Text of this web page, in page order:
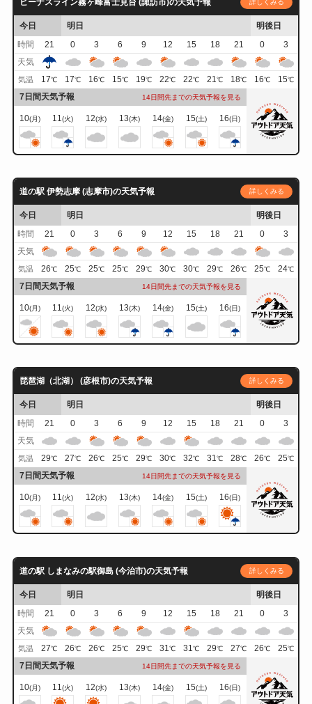
詳しくみる
今日 明日
明後日
時間
21 0 3 6 9 12 15 18 21 0
3
天気
気温 17℃ 17℃ 16℃ 15℃ 19℃ 22℃ 22℃ 21℃ 18℃ 16℃ 15℃
7日間天気予報 14日間先までの天気予報を見る
10(月) 11(火) 12(水) 13(木) 14(金) 15(土) 16(日)
道の駅 伊勢志摩 (志摩市)の天気予報 詳しくみる
今日 明日
明後日
時間
21 0 3 6 9 12 15 18 21 0
3
天気
気温 26℃ 25℃ 25℃ 25℃ 29℃ 30℃ 30℃ 29℃ 26℃ 25℃ 24℃
7日間天気予報 14日間先までの天気予報を見る
10(月) 11(火) 12(水) 13(木) 14(金) 15(土) 16(日)
琵琶湖（北湖） (彦根市)の天気予報 詳しくみる
今日 明日
明後日
時間
21 0 3 6 9 12 15 18 21 0
3
天気
気温 29℃ 27℃ 26℃ 25℃ 29℃ 30℃ 32℃ 31℃ 28℃ 26℃ 25℃
7日間天気予報 14日間先までの天気予報を見る
10(月) 11(火) 12(水) 13(木) 14(金) 15(土) 16(日)
道の駅 しまなみの駅御島 (今治市)の天気予報 詳しくみる
今日 明日
明後日
時間
21 0 3 6 9 12 15 18 21 0
3
天気
気温 27℃ 26℃ 26℃ 25℃ 29℃ 31℃ 31℃ 29℃ 27℃ 26℃ 25℃
7日間天気予報 14日間先までの天気予報を見る
10(月) 11(火) 12(水) 13(木) 14(金) 15(土) 16(日)